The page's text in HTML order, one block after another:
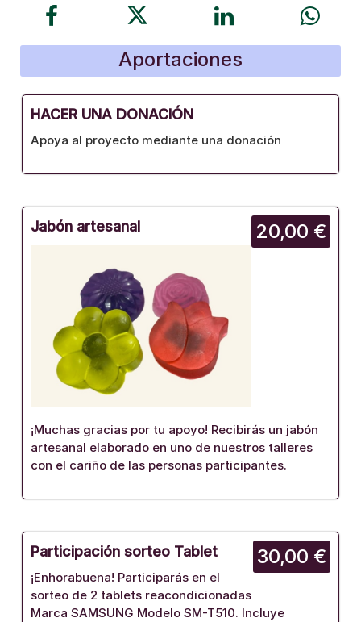
Aportaciones
HACER UNA DONACIÓN
Apoya al proyecto mediante una donación
20,00 €
Jabón artesanal
¡Muchas gracias por tu apoyo! Recibirás un jabón
artesanal elaborado en uno de nuestros talleres
con el cariño de las personas participantes.
30,00 €
Participación sorteo Tablet
¡Enhorabuena! Participarás en el
sorteo de 2 tablets reacondicionadas
Marca SAMSUNG Modelo SM-T510. Incluye